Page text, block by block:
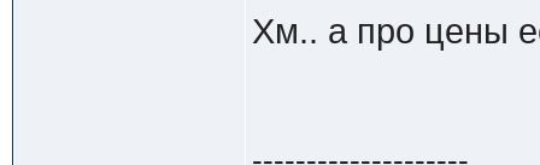
Хм.. а про цены